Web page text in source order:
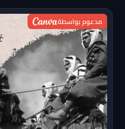
مدعوم بواسطة